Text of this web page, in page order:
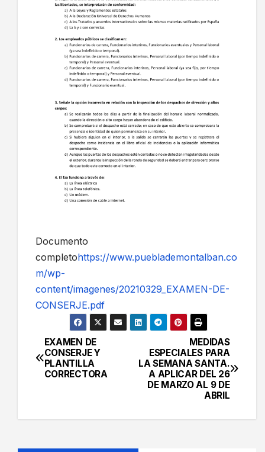
Documento
completohttps://www.pueblademontalban.co
m/wp-
content/imagenes/20210329_EXAMEN-DE-
CONSERJE.pdf
Navegación
de
MEDIDAS
ESPECIALES PARA
LA SEMANA SANTA.
A APLICAR DEL 26
DE MARZO AL 9 DE
ABRIL
EXAMEN DE
CONSERJE Y
PLANTILLA
CORRECTORA